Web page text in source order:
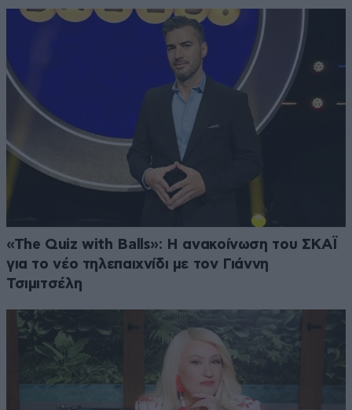
«The Quiz with Balls»: Η ανακοίνωση του ΣΚΑΪ
για το νέο τηλεπαιχνίδι με τον Γιάννη
Τσιμιτσέλη